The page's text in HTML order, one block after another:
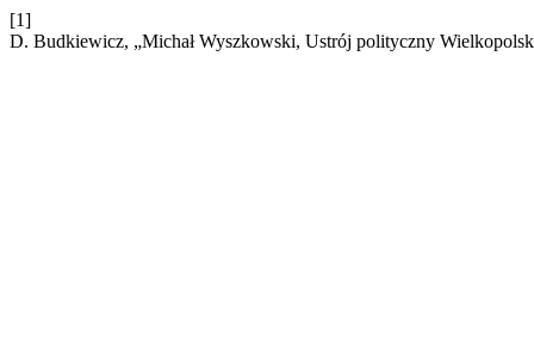
[1]
D. Budkiewicz, „Michał Wyszkowski, Ustrój polityczny